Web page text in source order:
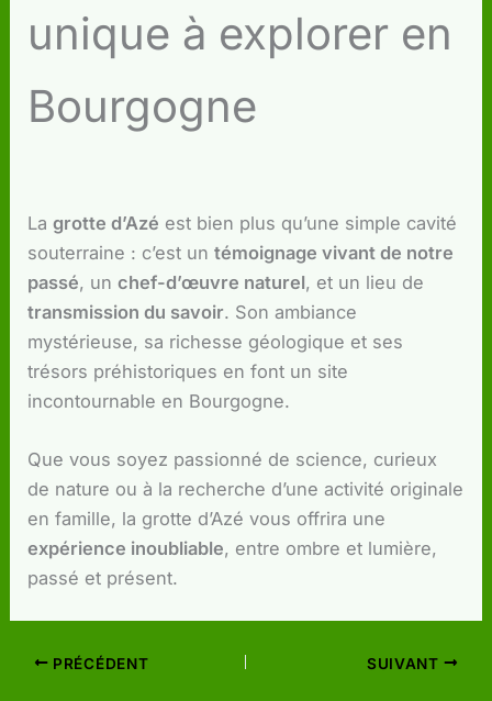
unique à explorer en
Bourgogne
Lagrotte d’Azé est bien plus qu’une simple cavité
souterraine : c’est untémoignage vivant de notre
passé, unchef-d’œuvre naturel, et un lieu de
transmission du savoir. Son ambiance
mystérieuse, sa richesse géologique et ses
trésors préhistoriques en font un site
incontournable en Bourgogne.
Que vous soyez passionné de science, curieux
de nature ou à la recherche d’une activité originale
en famille, la grotte d’Azé vous offrira une
expérience inoubliable, entre ombre et lumière,
passé et présent.
PRÉCÉDENT SUIVANT